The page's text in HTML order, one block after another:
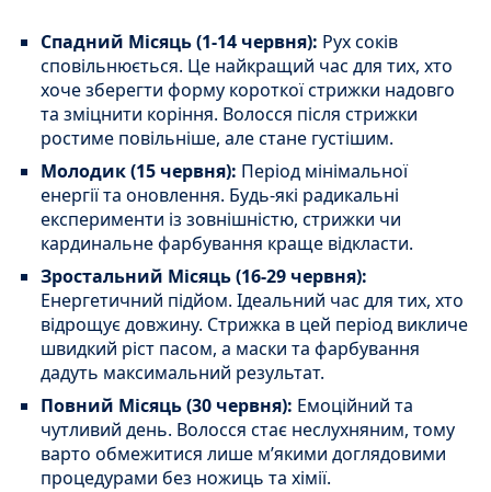
Спадний Місяць (1-14 червня): Рух соків
сповільнюється. Це найкращий час для тих, хто
хоче зберегти форму короткої стрижки надовго
та зміцнити коріння. Волосся після стрижки
ростиме повільніше, але стане густішим.
Молодик (15 червня): Період мінімальної
енергії та оновлення. Будь-які радикальні
експерименти із зовнішністю, стрижки чи
кардинальне фарбування краще відкласти.
Зростальний Місяць (16-29 червня):
Енергетичний підйом. Ідеальний час для тих, хто
відрощує довжину. Стрижка в цей період викличе
швидкий ріст пасом, а маски та фарбування
дадуть максимальний результат.
Повний Місяць (30 червня): Емоційний та
чутливий день. Волосся стає неслухняним, тому
варто обмежитися лише м’якими доглядовими
процедурами без ножиць та хімії.